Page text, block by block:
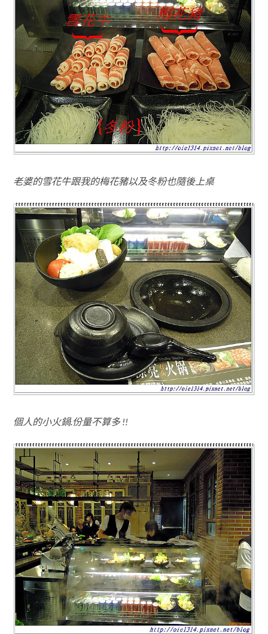
老婆的雪花牛跟我的梅花豬以及冬粉也隨後上桌
個人的小火鍋.份量不算多 !!